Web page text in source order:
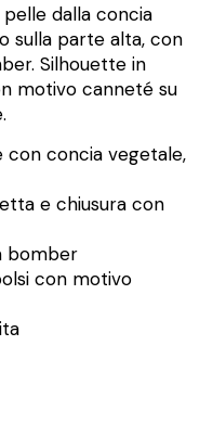
dalla concia
sulla parte alta, con
Silhouette in
motivo canneté su
concia vegetale,
e chiusura con
bomber
con motivo